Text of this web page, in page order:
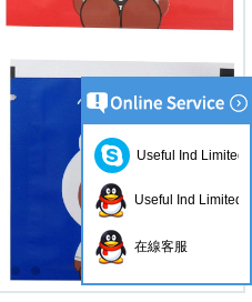
Useful Ind Limited
Useful Ind Limited
在線客服